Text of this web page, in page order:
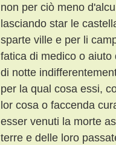
non per ciò meno
lasciando star le
sparte ville e per li
fatica di medico o
di notte
per la qual cosa essi,
lor cosa o faccenda
esser venuti la morte
terre e delle loro